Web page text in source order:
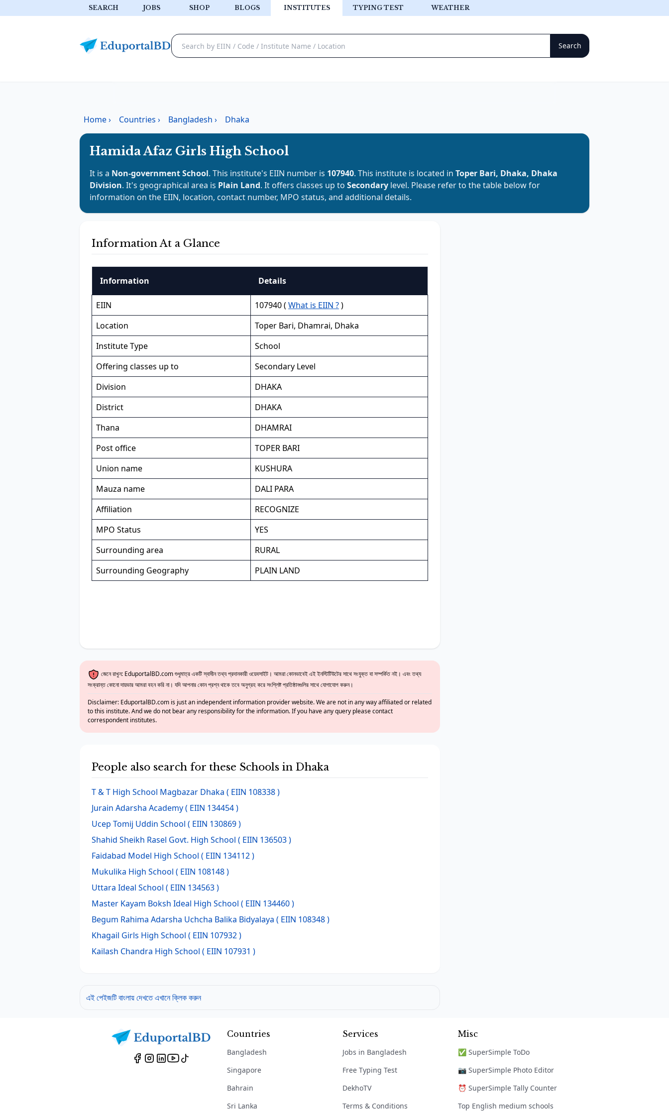
SEARCH JOBS SHOP BLOGS INSTITUTES TYPING TEST WEATHER
Home› Countries › Bangladesh › Dhaka
Hamida Afaz Girls High School
It is a Non-government School. This institute's EIIN number is 107940. This institute is located in Toper Bari, Dhaka, Dhaka
Division. It's geographical area is Plain Land. It offers classes up to Secondary level. Please refer to the table below for
information on the EIIN, location, contact number, MPO status, and additional details.
Information At a Glance
Information Details
EIIN 107940 ( What is EIIN ?)
Location
Toper Bari, Dhamrai, Dhaka
Institute Type
School
Offering classes up to
Secondary Level
Division
DHAKA
District
DHAKA
Thana
DHAMRAI
Post office
TOPER BARI
Union name
KUSHURA
Mauza name
DALI PARA
Affiliation
RECOGNIZE
MPO Status
YES
Surrounding area
RURAL
Surrounding Geography
PLAIN LAND
জেনে রাখুন: EduportalBD.com শুধুমাত্র একটি স্বাধীন তথ্য প্রদানকারী ওয়েবসাইট। আমরা কোনভাবেই এই ইনস্টিটিউটের সাথে সংযুক্ত বা সম্পর্কিত নই। এবং তথ্য
সংক্রান্ত কোনো দায়ভার আমরা বহন করি না। যদি আপনার কোন প্রশ্ন থাকে তবে অনুগ্রহ করে সংশ্লিষ্ট প্রতিষ্ঠানগুলির সাথে যোগাযোগ করুন।
Disclaimer: EduportalBD.com is just an independent information provider website. We are not in any way affiliated or related
to this institute. And we do not bear any responsibility for the information. If you have any query please contact
correspondent institutes.
People also search for these Schools in Dhaka
T & T High School Magbazar Dhaka ( EIIN 108338 )
Jurain Adarsha Academy( EIIN 134454 )
Ucep Tomij Uddin School ( EIIN 130869 )
Shahid Sheikh Rasel Govt. High School ( EIIN 136503 )
Faidabad Model High School ( EIIN 134112 )
Mukulika High School ( EIIN 108148 )
Uttara Ideal School ( EIIN 134563 )
Master Kayam Boksh Ideal High School ( EIIN 134460 )
Begum Rahima Adarsha Uchcha Balika Bidyalaya ( EIIN 108348 )
Khagail Girls High School ( EIIN 107932 )
Kailash Chandra High School ( EIIN 107931 )
এই পেইজটি বাংলায় দেখতে এখানে ক্লিক করুন
Countries
Bangladesh
Singapore
Bahrain
Sri Lanka
Services
Jobs in Bangladesh
Free Typing Test
DekhoTV
Terms & Conditions
Misc
✅ SuperSimple ToDo
📷 SuperSimple Photo Editor
⏰ SuperSimple Tally Counter
Top English medium schools